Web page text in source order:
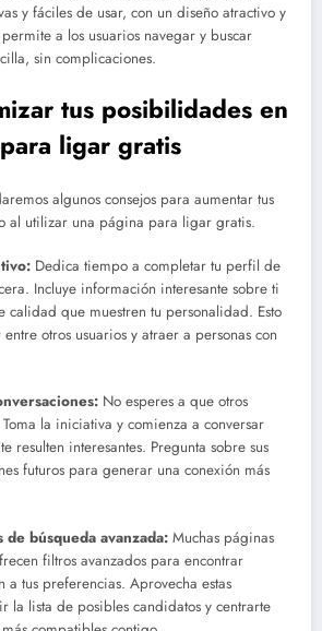
y fáciles de usar, con un diseño atractivo y
a los usuarios navegar y buscar
sin complicaciones.
tus posibilidades en
ligar gratis
algunos consejos para aumentar tus
al utilizar una página para ligar gratis.
Dedica tiempo a completar tu perfil de
Incluye información interesante sobre ti
calidad que muestren tu personalidad. Esto
otros usuarios y atraer a personas con
No esperes a que otros
la iniciativa y comienza a conversar
resulten interesantes. Pregunta sobre sus
futuros para generar una conexión más
búsqueda avanzada: Muchas páginas
filtros avanzados para encontrar
a tus preferencias. Aprovecha estas
la lista de posibles candidatos y centrarte